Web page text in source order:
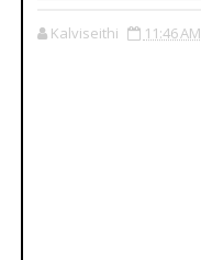
Kalviseithi 11:46 AM